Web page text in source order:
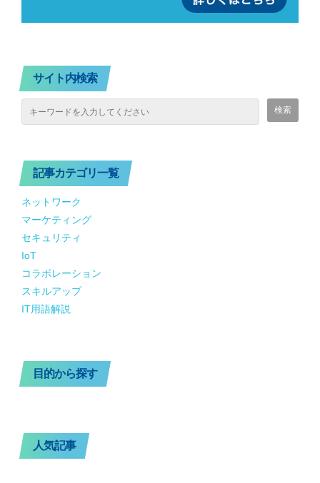
サイト内検索
記事カテゴリ一覧
ネットワーク
マーケティング
セキュリティ
IoT
コラボレーション
スキルアップ
IT用語解説
目的から探す
人気記事